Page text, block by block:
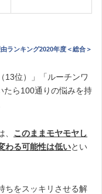
ランキング2020年度＜総合＞
13位）」「ルーチンワ
たら100通りの悩みを持
このままモヤモヤし
わる可能性は低いとい
ちをスッキリさせる解